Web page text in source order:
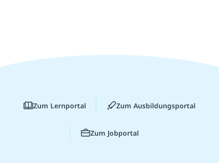
Zum Lernportal Zum Ausbildungsportal
Zum Jobportal